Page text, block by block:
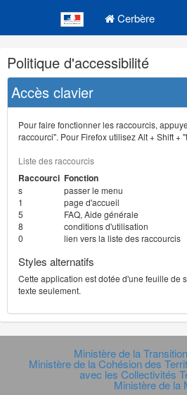
Cerbère
Navigation
et
outils
annexes
Politique d'accessibilité
Accès clavier
Pour faire fonctionner les raccourcis,
raccourci". Pour Firefox utilisez Alt + Shift +
Liste des raccourcis
Raccourci Fonction
s
passer le menu
1
page d'accueil
5
FAQ, Aide générale
8
conditions d'utilisation
0
lien vers la liste des raccourcis
Styles alternatifs
Cette application est dotée d'une feuille de
texte seulement.
Ministère de la
Ministère de la Cohésion des
avec les Collectivités
Ministère de la